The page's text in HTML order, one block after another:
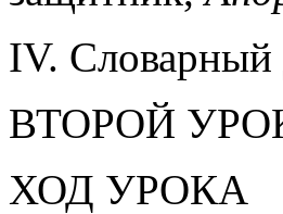
IV. Словарный
ВТОРОЙ
ХОД УРОКА